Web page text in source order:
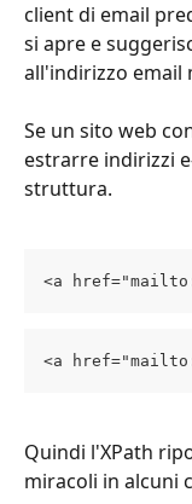
client di email
si apre e
all'indirizzo email
Se un sito web
estrarre indirizzi
struttura.
<a
<a
Quindi l'XPath
miracoli in alcuni